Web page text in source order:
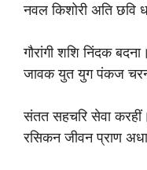
नवल किशोरी अति छवि
गौरांगी शशि निंदक
जावक युत युग पंकज
संतत सहचरि सेवा
रसिकन जीवन प्राण